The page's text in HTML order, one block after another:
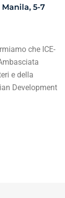
5-7
che ICE-
e della
Development